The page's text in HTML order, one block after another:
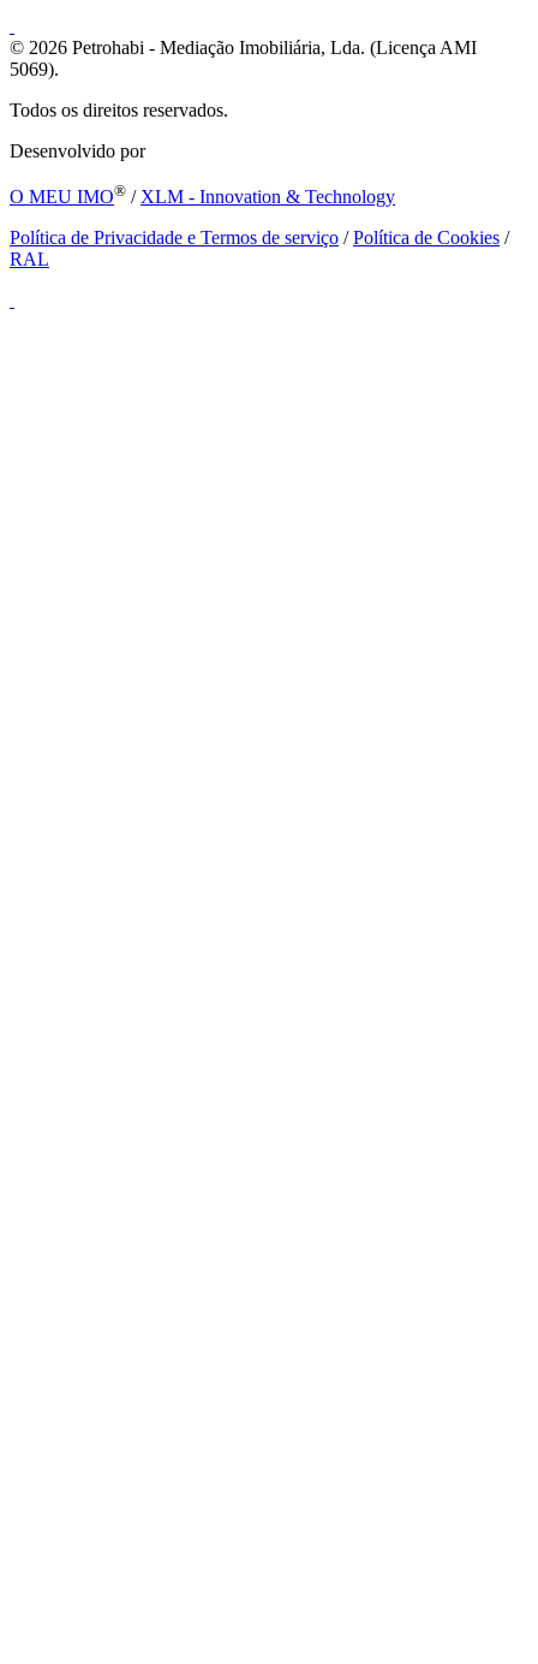
© 2026 Petrohabi - Mediação Imobiliária, Lda. (Licença AMI
5069).
Todos os direitos reservados.
Desenvolvido por
O MEU IMO® /XLM - Innovation & Technology
Política de Privacidade e Termos de serviço /Política de Cookies /
RAL